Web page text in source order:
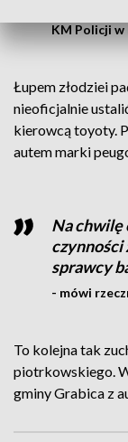
KM Policji
Łupem złodziei
nieoficjalnie
kierowcą toyoty.
autem marki
Na chwilę
czynności
sprawcy
- mówi
To kolejna tak
piotrkowskiego.
gminy Grabica z